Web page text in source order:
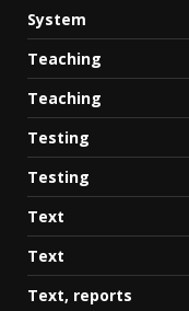
System
Teaching
Teaching
Testing
Testing
Text
Text
Text, reports